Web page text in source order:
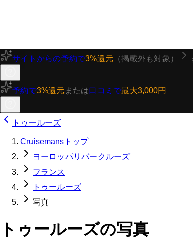
サイトからの予約で3%還元 （掲載外も対象）
予約で3%還元 または口コミで最大3,000円
トゥールーズ
Cruisemansトップ
ヨーロッパリバークルーズ
フランス
トゥールーズ
写真
トゥールーズの写真